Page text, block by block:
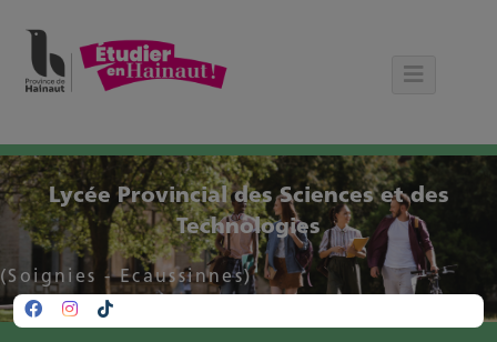
Lycée Provincial des Sciences et des
Technologies
(Soignies - Ecaussinnes)